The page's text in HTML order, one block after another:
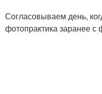
Согласовываем день,
фотопрактика заранее с